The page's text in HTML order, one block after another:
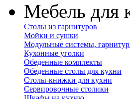
Мебель для
Столы из гарнитуров
Мойки и сушки
Модульные системы,
Кухонные уголки
Обеденные комплекты
Обеденные столы для кухни
Столы-книжки для кухни
Сервировочные столики